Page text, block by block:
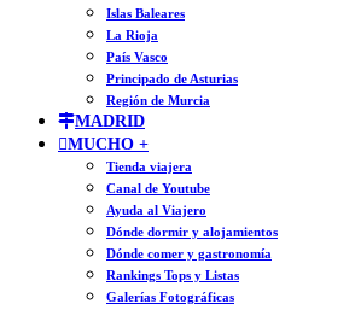
Islas Baleares
La Rioja
País Vasco
Principado de Asturias
Región de Murcia
MADRID
MUCHO +
Tienda viajera
Canal de Youtube
Ayuda al Viajero
Dónde dormir y alojamientos
Dónde comer y gastronomía
Rankings Tops y Listas
Galerías Fotográficas